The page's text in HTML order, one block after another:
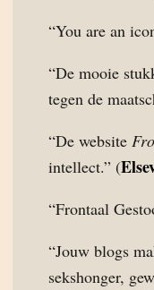
“You are an
“De mooie
tegen de
“De website
intellect.” (
“Frontaal
“Jouw blogs
sekshonger,